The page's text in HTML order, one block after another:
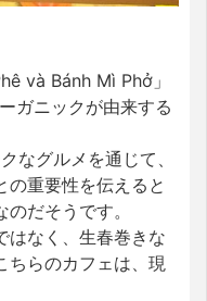
và Bánh Mì Phở」
ガニックが由来する
なグルメを通じて、
の重要性を伝えると
だそうです。
はなく、生春巻きな
ちらのカフェは、現